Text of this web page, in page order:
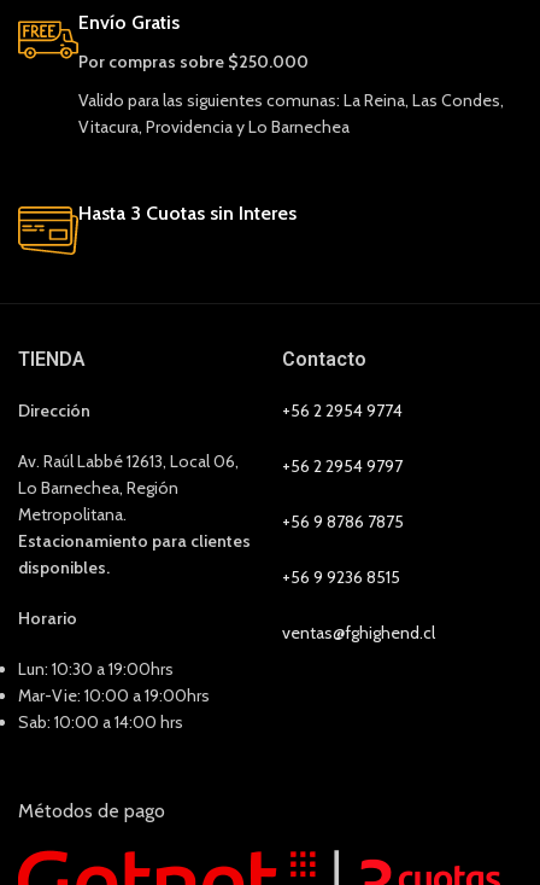
Envío Gratis
Por compras sobre $250.000
Valido para las siguientes comunas: La Reina, Las Condes,
Vitacura, Providencia y Lo Barnechea
Hasta 3 Cuotas sin Interes
TIENDA
Dirección
Av. Raúl Labbé 12613, Local 06,
Lo Barnechea, Región
Metropolitana.
Estacionamiento para clientes
disponibles.
Horario
Lun: 10:30 a 19:00hrs
Mar-Vie: 10:00 a 19:00hrs
Sab: 10:00 a 14:00 hrs
Contacto
+56 2 2954 9774
+56 2 2954 9797
+56 9 8786 7875
+56 9 9236 8515
ventas@fghighend.cl
Métodos de pago